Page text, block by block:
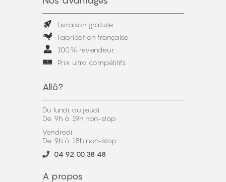
Livraison gratuite
Fabrication française
100% revendeur
Prix ultra compétitifs
Allô?
Du lundi au jeudi
De 9h à 19h non-stop
Vendredi
De 9h à 18h non-stop
04 92 00 38 48
A propos